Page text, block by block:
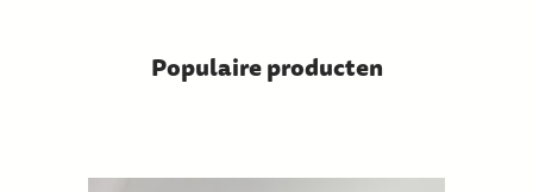
Populaire producten